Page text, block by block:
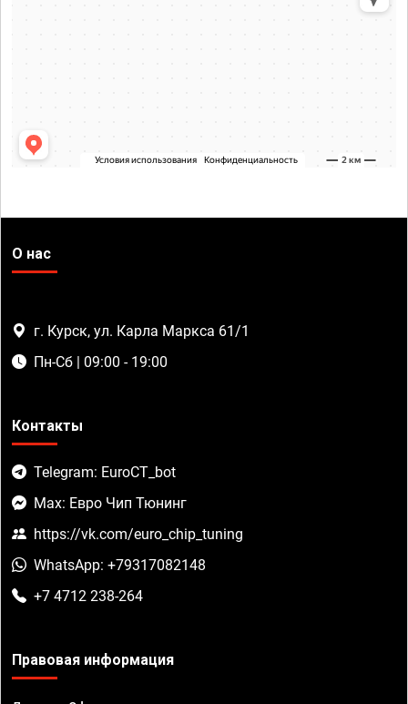
О нас
г. Курск, ул. Карла Маркса 61/1
Пн-Сб | 09:00 - 19:00
Контакты
Telegram: EuroCT_bot
Max: Евро Чип Тюнинг
https://vk.com/euro_chip_tuning
WhatsApp: +79317082148
+7 4712 238-264
Правовая информация